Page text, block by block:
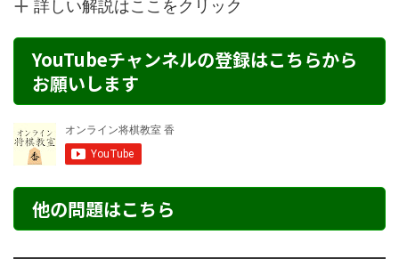
詳しい解説はここをクリック
YouTubeチャンネルの登録はこちらから
お願いします
他の問題はこちら